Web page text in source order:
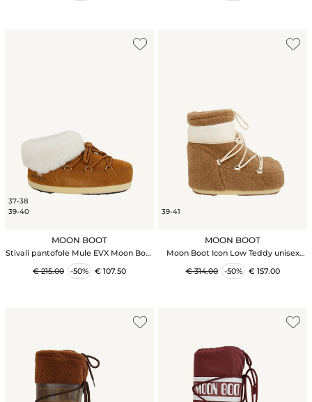
37-38
39-40
MOON BOOT
Stivali pantofole Mule EVX Moon Boot
in pelle scamosciata cammello
€ 215.00
-50% € 107.50
39-41
MOON BOOT
Moon Boot Icon Low Teddy unisex
cammello
€ 314.00
-50% € 157.00